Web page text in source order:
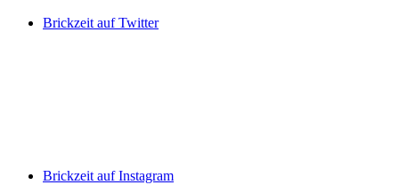
Brickzeit auf Twitter
Brickzeit auf Instagram